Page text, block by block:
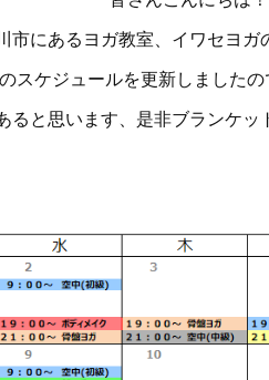
市にあるヨガ教室、イワセヨガ
スケジュールを更新しました
ると思います、是非ブランケ